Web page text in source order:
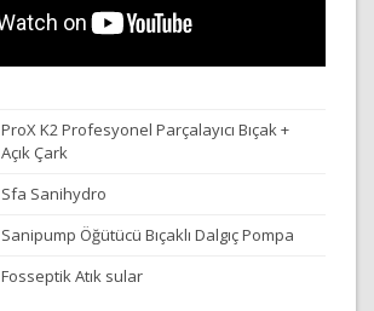
ProX K2 Profesyonel Parçalayıcı Bıçak +
Açık Çark
Sfa Sanihydro
Sanipump Öğütücü Bıçaklı Dalgıç Pompa
Fosseptik Atık sular